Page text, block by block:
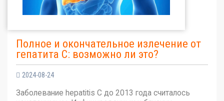
Полное и окончательное излечение от
гепатита С: возможно ли это?
2024-08-24
Заболевание hepatitis C до 2013 года считалось